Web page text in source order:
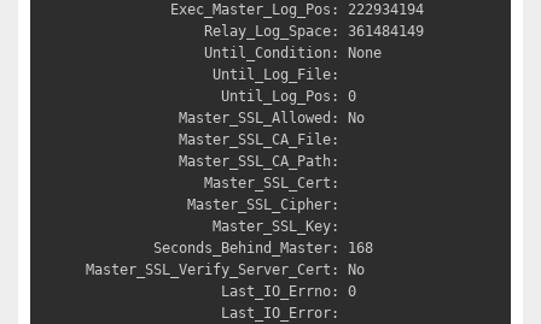
Exec_Master_Log_Pos: 222934194
Relay_Log_Space: 361484149
Until_Condition: None
Until_Log_File:
Until_Log_Pos: 0
Master_SSL_Allowed: No
Master_SSL_CA_File:
Master_SSL_CA_Path:
Master_SSL_Cert:
Master_SSL_Cipher:
Master_SSL_Key:
Seconds_Behind_Master: 168
Master_SSL_Verify_Server_Cert: No
Last_IO_Errno: 0
Last_IO_Error: